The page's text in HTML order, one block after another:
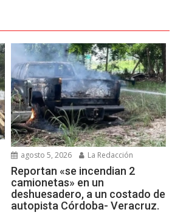
agosto 5, 2026 La Redacción
Reportan «se incendian 2
camionetas» en un
deshuesadero, a un costado de
autopista Córdoba- Veracruz.